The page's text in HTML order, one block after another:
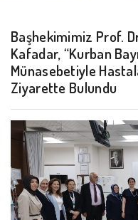
Başhekimimiz Prof.
Kafadar, “Kurban
Münasebetiyle
Ziyarette Bulundu